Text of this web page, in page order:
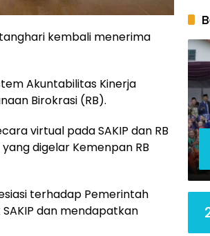
kembali menerima
Akuntabilitas Kinerja
Birokrasi (RB).
virtual pada SAKIP dan RB
digelar Kemenpan RB
terhadap Pemerintah
dan mendapatkan